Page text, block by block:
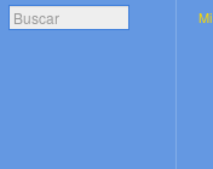
Search...